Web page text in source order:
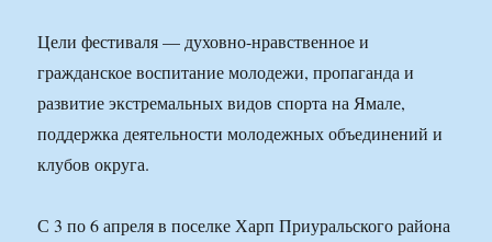
Цели фестиваля — духовно-нравственное и
гражданское воспитание молодежи, пропаганда и
развитие экстремальных видов спорта на Ямале,
поддержка деятельности молодежных объединений и
клубов округа.
С 3 по 6 апреля в поселке Харп Приуральского района